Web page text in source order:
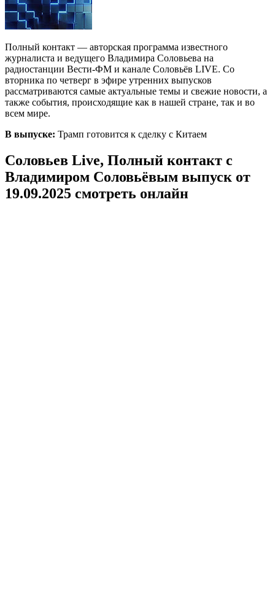
Полный контакт — авторская программа известного
журналиста и ведущего Владимира Соловьева на
радиостанции Вести-ФМ и канале Соловьёв LIVE. Со
вторника по четверг в эфире утренних выпусков
рассматриваются самые актуальные темы и свежие новости, а
также события, происходящие как в нашей стране, так и во
всем мире.
В выпуске: Трамп готовится к сделку с Китаем
Соловьев Live, Полный контакт с
Владимиром Соловьёвым выпуск от
19.09.2025 смотреть онлайн